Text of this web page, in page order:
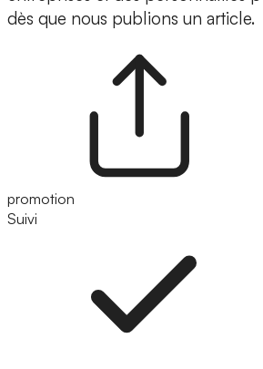
dès que nous publions un article.
promotion
Suivi